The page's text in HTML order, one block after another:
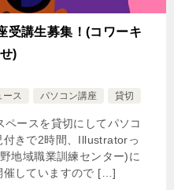
講生募集！(コワーキ
)
ース パソコン講座 貸切
ースを貸切にしてパソコ
付きで2時間、Illustratorっ
地域職業訓練センター)に
催していますので […]